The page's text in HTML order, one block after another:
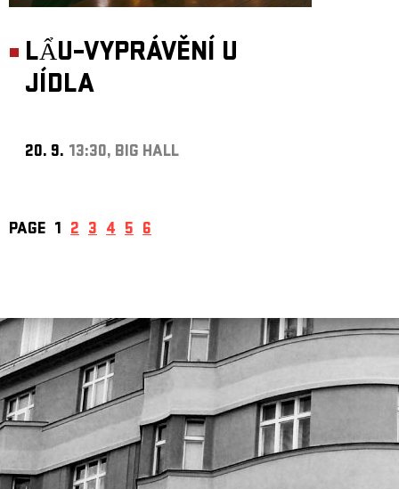
LẨU–VYPRÁVĚNÍ U
JÍDLA
20. 9. 13:30, BIG HALL
PAGE 1 2 3 4 5 6